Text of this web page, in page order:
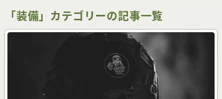
「装備」カテゴリーの記事一覧